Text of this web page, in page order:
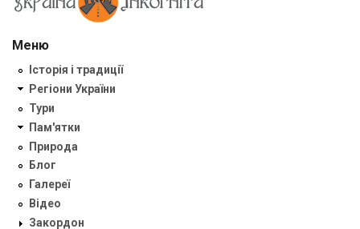
Меню
Історія і традиції
Регіони України
Тури
Пам'ятки
Природа
Блог
Галереї
Відео
Закордон